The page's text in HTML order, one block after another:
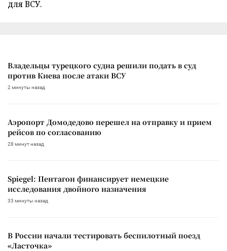
для ВСУ.
Владельцы турецкого судна решили подать в суд
против Киева после атаки ВСУ
2 минуты назад
Аэропорт Домодедово перешел на отправку и прием
рейсов по согласованию
28 минут назад
Spiegel: Пентагон финансирует немецкие
исследования двойного назначения
33 минуты назад
В России начали тестировать беспилотный поезд
«Ласточка»